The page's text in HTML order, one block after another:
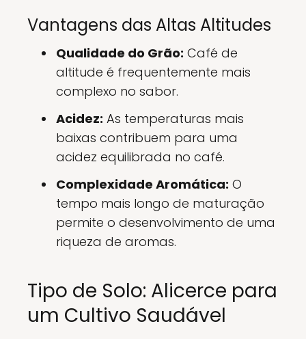
Vantagens das Altas Altitudes
Qualidade do Grão: Café de
altitude é frequentemente mais
complexo no sabor.
Acidez: As temperaturas mais
baixas contribuem para uma
acidez equilibrada no café.
Complexidade Aromática: O
tempo mais longo de maturação
permite o desenvolvimento de uma
riqueza de aromas.
Tipo de Solo: Alicerce para
um Cultivo Saudável